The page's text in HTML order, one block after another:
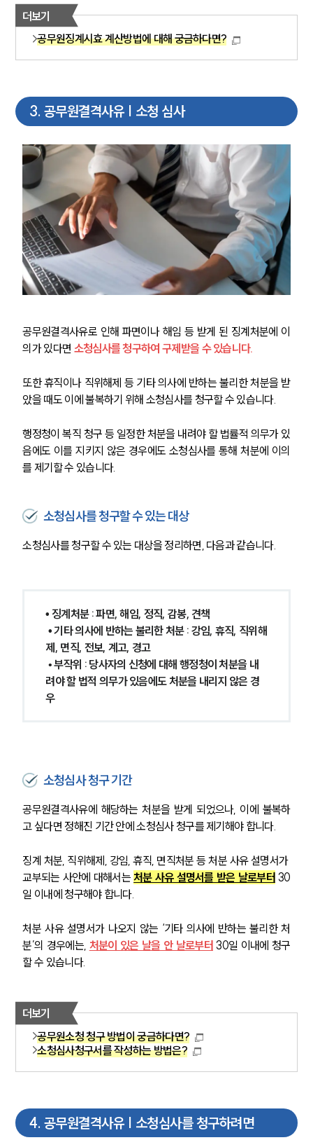
그룹소개
오시는 길
글로벌 파트너 로펌
더보기
공무원징계시효 계산방법에 대해 궁금하다면?
3. 공무원결격사유 | 소청 심사
공무원결격사유로 인해 파면이나 해임 등 받게 된 징계처분에 이
의가 있다면 소청심사를 청구하여 구제받을 수 있습니다.
또한 휴직이나 직위해제 등 기타 의사에 반하는 불리한 처분을 받
았을 때도 이에 불복하기 위해 소청심사를 청구할 수 있습니다.
행정청이 복직 청구 등 일정한 처분을 내려야 할 법률적 의무가 있
음에도 이를 지키지 않은 경우에도 소청심사를 통해 처분에 이의
를 제기할 수 있습니다.
소청심사를 청구할 수 있는 대상
소청심사를 청구할 수 있는 대상을 정리하면, 다음과 같습니다.
• 징계처분 : 파면, 해임, 정직, 감봉, 견책
• 기타 의사에 반하는 불리한 처분 : 강임, 휴직, 직위해
제, 면직, 전보, 계고, 경고
• 부작위 : 당사자의 신청에 대해 행정청이 처분을 내
려야 할 법적 의무가 있음에도 처분을 내리지 않은 경
우
소청심사 청구 기간
공무원결격사유에 해당하는 처분을 받게 되었으나, 이에 불복하
고 싶다면 정해진 기간 안에 소청심사 청구를 제기해야 합니다.
징계 처분, 직위해제, 강임, 휴직, 면직처분 등 처분 사유 설명서가
교부되는 사안에 대해서는 처분 사유 설명서를 받은 날로부터 30
일 이내에 청구해야 합니다.
처분 사유 설명서가 나오지 않는 ‘기타 의사에 반하는 불리한 처
분’의 경우에는, 처분이 있은 날을 안 날로부터 30일 이내에 청구
할 수 있습니다.
더보기
공무원소청 청구 방법이 궁금하다면?
소청심사청구서를 작성하는 방법은?
4. 공무원결격사유 | 소청심사를 청구하려면